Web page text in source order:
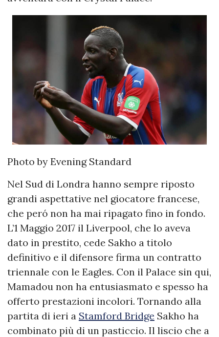
Photo by Evening Standard
Nel Sud di Londra hanno sempre riposto
grandi aspettative nel giocatore francese,
che peró non ha mai ripagato fino in fondo.
L’1 Maggio 2017 il Liverpool, che lo aveva
dato in prestito, cede Sakho a titolo
definitivo e il difensore firma un contratto
triennale con le Eagles. Con il Palace sin qui,
Mamadou non ha entusiasmato e spesso ha
offerto prestazioni incolori. Tornando alla
partita di ieri a Stamford Bridge Sakho ha
combinato più di un pasticcio. Il liscio che a